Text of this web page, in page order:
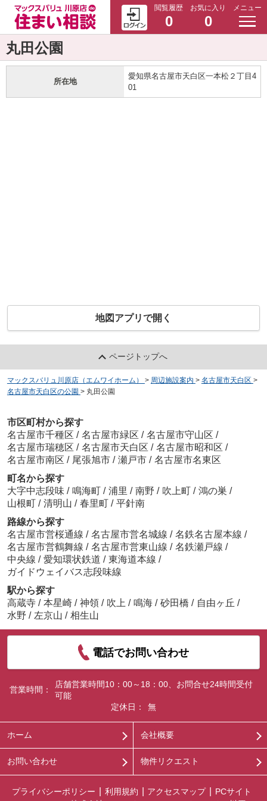
閲覧履歴
0
お気に入り
0
メニュー
丸田公園
所在地
愛知県名古屋市天白区一本松２丁目4
01
地図アプリで開く
ページトップへ
マックスバリュ川原店（エムワイホーム） > 周辺施設案内 > 名古屋市天白区 >
名古屋市天白区の公園 > 丸田公園
市区町村から探す
名古屋市千種区 / 名古屋市緑区 / 名古屋市守山区 /
名古屋市瑞穂区 / 名古屋市天白区 / 名古屋市昭和区 /
名古屋市南区 / 尾張旭市 / 瀬戸市 / 名古屋市名東区
町名から探す
大字中志段味 / 鳴海町 / 浦里 / 南野 / 吹上町 / 鴻の巣 /
山根町 / 清明山 / 春里町 / 平針南
路線から探す
名古屋市営桜通線 / 名古屋市営名城線 / 名鉄名古屋本線 /
名古屋市営鶴舞線 / 名古屋市営東山線 / 名鉄瀬戸線 /
中央線 / 愛知環状鉄道 / 東海道本線 /
ガイドウェイバス志段味線
駅から探す
高蔵寺 / 本星崎 / 神領 / 吹上 / 鳴海 / 砂田橋 / 自由ヶ丘 /
水野 / 左京山 / 相生山
電話でお問い合わせ
営業時間：
店舗営業時間10：00～18：00、お問合せ24時間受付
可能
定休日：
無
ホーム 会社概要
お問い合わせ 物件リクエスト
プライバシーポリシー 利用規約 アクセスマップ
PCサイト